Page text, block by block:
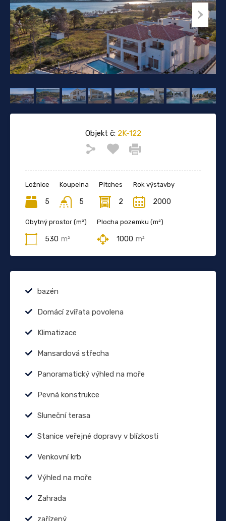
Objekt č:2K-122
Ložnice
5
Koupelna
5
Pitches
2
Rok výstavby
2000
Obytný prostor (m²)
530 m²
Plocha pozemku (m²)
1000 m²
bazén
Domácí zvířata povolena
Klimatizace
Mansardová střecha
Panoramatický výhled na moře
Pevná konstrukce
Sluneční terasa
Stanice veřejné dopravy v blízkosti
Venkovní krb
Výhled na moře
Zahrada
zařízený